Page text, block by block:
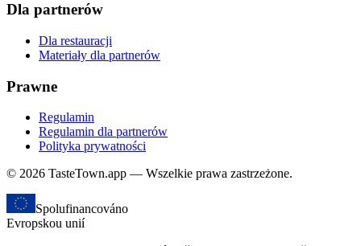
Dla partnerów
Dla restauracji
Materiały dla partnerów
Prawne
Regulamin
Regulamin dla partnerów
Polityka prywatności
© 2026 TasteTown.app — Wszelkie prawa zastrzeżone.
Spolufinancováno
Evropskou unií